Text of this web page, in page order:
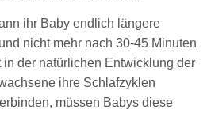
ihr Baby endlich längere
nicht mehr nach 30-45 Minuten
der natürlichen Entwicklung der
ihre Schlafzyklen
müssen Babys diese